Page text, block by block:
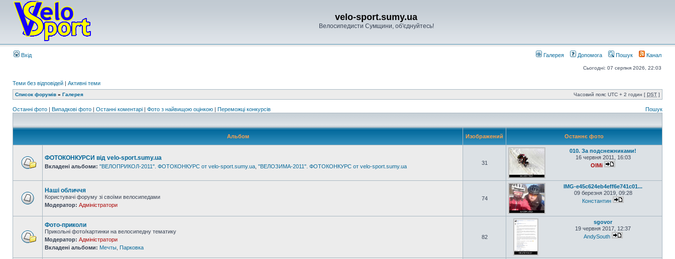
velo-sport.sumy.ua
Велосипедисти Сумщини, об'єднуйтесь!
Вхід Галерея Допомога Пошук Канал
Сьогодні: 07 серпня 2026, 22:03
Теми без відповідей | Активні теми
Список форумів » Галерея Часовий пояс UTC + 2 годин [ DST ]
Останні фото | Випадкові фото | Останні коментарі | Фото з найвищою оцінкою | Переможці конкурсів Пошук
Альбом Изображений Останнє фото
ФОТОКОНКУРСИ від velo-sport.sumy.ua
Вкладені альбоми: "ВЕЛОПРИКОЛ-2011". ФОТОКОНКУРС от velo-sport.sumy.ua "ВЕЛОЗИМА-2011". ФОТОКОНКУРС от velo-sport.sumy.ua
31
010. За подснежниками!
16 червня 2011, 16:03
OlMi
Наші обличчя
Користувачі форуму зі своїми велосипедами
Модератор: Адміністратори
74
IMG-e45c624eb4eff6e741c01...
09 березня 2019, 09:28
Константин
Фото-приколи
Прикольні фото/картинки на велосипедну тематику
Модератор: Адміністратори
Вкладені альбоми: Мечты Парковка
82
sgovor
19 червня 2017, 12:37
AndySouth